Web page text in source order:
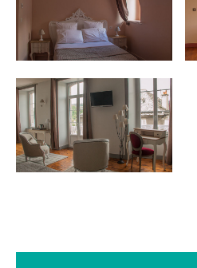
PLEINE
VISITES ET